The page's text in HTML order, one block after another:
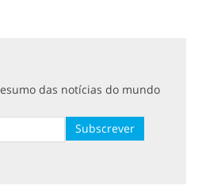
das notícias do mundo